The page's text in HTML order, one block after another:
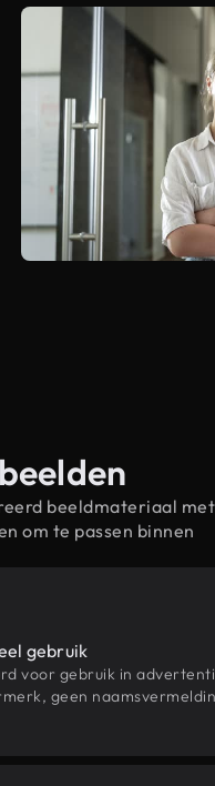
beeldmateriaal met
om te passen binnen
gebruik
voor gebruik in
geen